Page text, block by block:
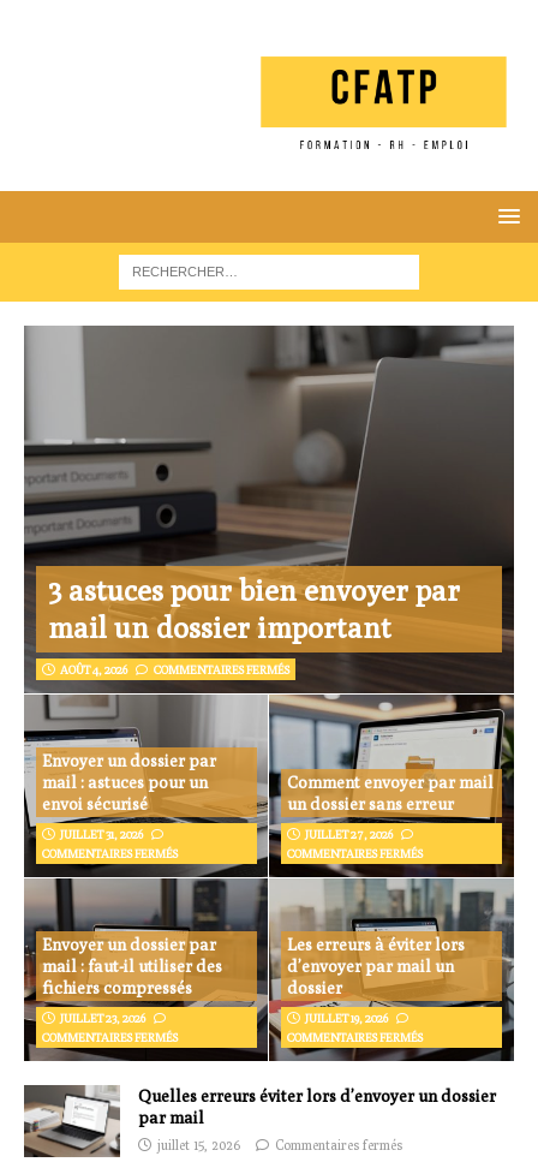
3 astuces pour bien envoyer par
mail un dossier important
AOÛT 4, 2026 COMMENTAIRES FERMÉS
Envoyer un dossier par
mail : astuces pour un
envoi sécurisé
JUILLET 31, 2026
COMMENTAIRES FERMÉS
Comment envoyer par mail
un dossier sans erreur
JUILLET 27, 2026
COMMENTAIRES FERMÉS
Envoyer un dossier par
mail : faut-il utiliser des
fichiers compressés
JUILLET 23, 2026
COMMENTAIRES FERMÉS
Les erreurs à éviter lors
d’envoyer par mail un
dossier
JUILLET 19, 2026
COMMENTAIRES FERMÉS
Quelles erreurs éviter lors d’envoyer un dossier
par mail
juillet 15, 2026 Commentaires fermés